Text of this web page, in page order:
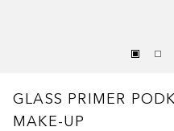
GLASS PRIMER
MAKE-UP